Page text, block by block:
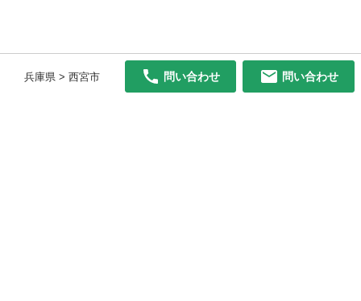
兵庫県 > 西宮市 問い合わせ 問い合わせ